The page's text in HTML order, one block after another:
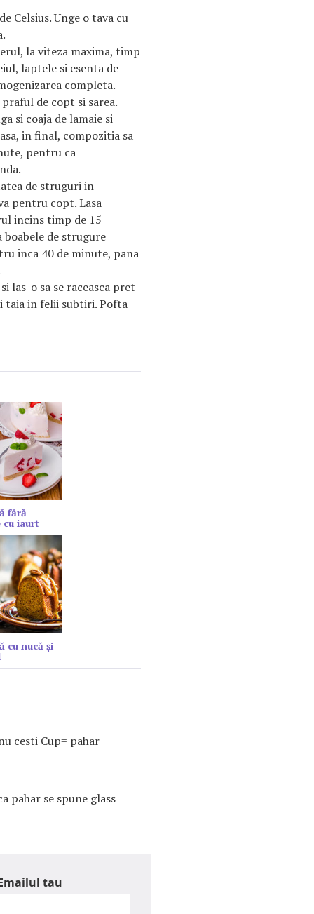
Celsius. Unge o tava cu
la viteza maxima, timp
laptele si esenta de
completa.
de copt si sarea.
si coaja de lamaie si
in final, compozitia sa
pentru ca
de struguri in
pentru copt. Lasa
incins timp de 15
boabele de strugure
inca 40 de minute, pana
las-o sa se raceasca pret
taia in felii subtiri. Pofta
fără
cu iaurt
cu nucă și
cesti Cup= pahar
pahar se spune glass
tau